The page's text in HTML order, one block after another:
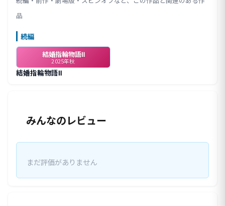
品
続編
結婚指輪物語Ⅱ
2025年秋
結婚指輪物語Ⅱ
みんなのレビュー
まだ評価がありません